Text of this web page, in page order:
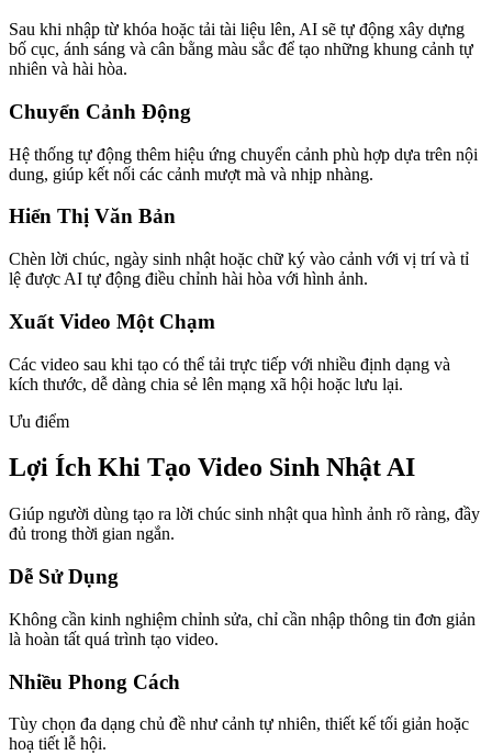
Sau khi nhập từ khóa hoặc tải tài liệu lên, AI sẽ tự động xây dựng
bố cục, ánh sáng và cân bằng màu sắc để tạo những khung cảnh tự
nhiên và hài hòa.
Chuyển Cảnh Động
Hệ thống tự động thêm hiệu ứng chuyển cảnh phù hợp dựa trên nội
dung, giúp kết nối các cảnh mượt mà và nhịp nhàng.
Hiển Thị Văn Bản
Chèn lời chúc, ngày sinh nhật hoặc chữ ký vào cảnh với vị trí và tỉ
lệ được AI tự động điều chỉnh hài hòa với hình ảnh.
Xuất Video Một Chạm
Các video sau khi tạo có thể tải trực tiếp với nhiều định dạng và
kích thước, dễ dàng chia sẻ lên mạng xã hội hoặc lưu lại.
Ưu điểm
Lợi Ích Khi Tạo Video Sinh Nhật AI
Giúp người dùng tạo ra lời chúc sinh nhật qua hình ảnh rõ ràng, đầy
đủ trong thời gian ngắn.
Dễ Sử Dụng
Không cần kinh nghiệm chỉnh sửa, chỉ cần nhập thông tin đơn giản
là hoàn tất quá trình tạo video.
Nhiều Phong Cách
Tùy chọn đa dạng chủ đề như cảnh tự nhiên, thiết kế tối giản hoặc
hoạ tiết lễ hội.